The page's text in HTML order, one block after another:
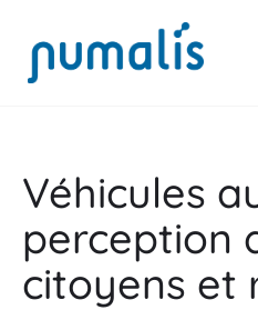
Véhicules
perception
citoyens et